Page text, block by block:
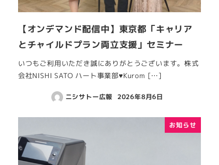
【オンデマンド配信中】東京都「キャリア
とチャイルドプラン両立支援」セミナー
いつもご利用いただき誠にありがとうございます。株式
会社NISHI SATO ハート事業部♥Kurom […]
ニシサトー広報 2026年8月6日
お知らせ